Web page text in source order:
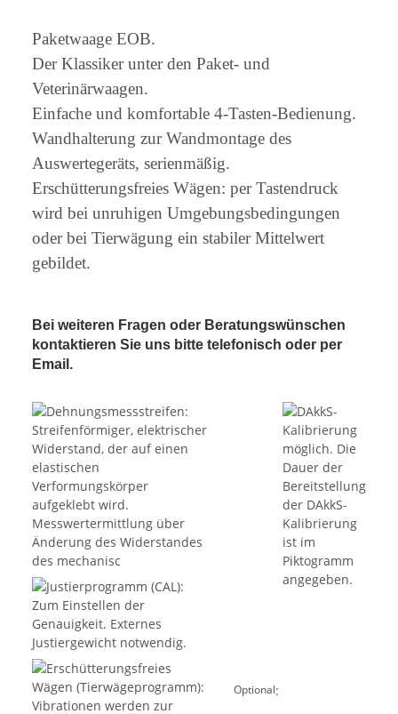
Paketwaage EOB.
Der Klassiker unter den Paket- und
Veterinärwaagen.
Einfache und komfortable 4-Tasten-Bedienung.
Wandhalterung zur Wandmontage des
Auswertegeräts, serienmäßig.
Erschütterungsfreies Wägen: per Tastendruck
wird bei unruhigen Umgebungsbedingungen
oder bei Tierwägung ein stabiler Mittelwert
gebildet.
Bei weiteren Fragen oder Beratungswünschen
kontaktieren Sie uns bitte telefonisch oder per
Email.
Optional: